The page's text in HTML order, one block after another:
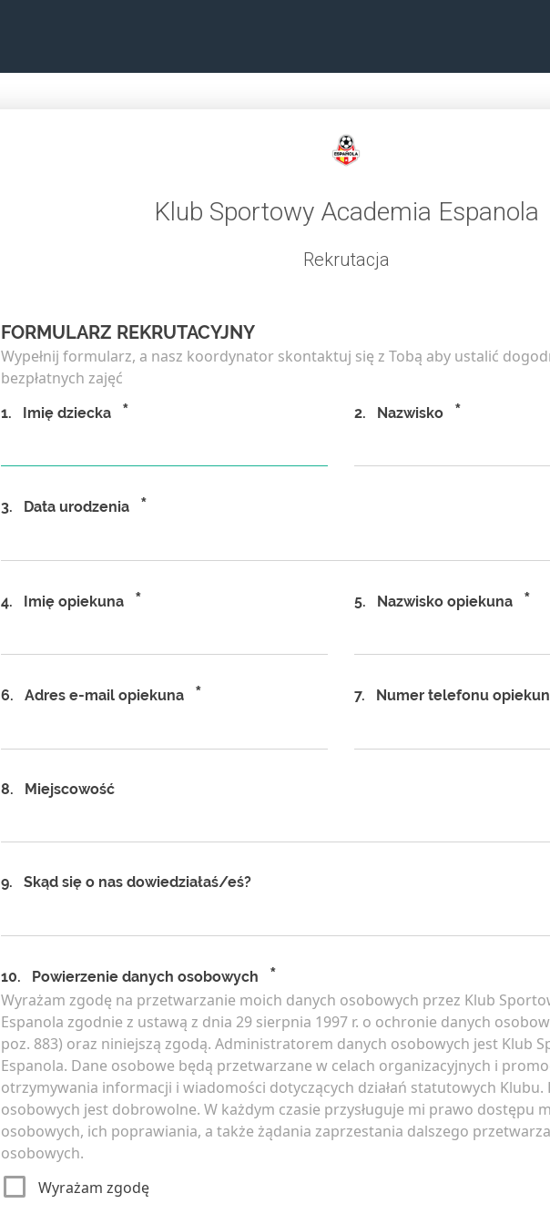
Klub Sportowy Academia Espanola
Rekrutacja
FORMULARZ REKRUTACYJNY
Wypełnij formularz, a nasz koordynator skontaktuj się z Tobą aby ustalić
bezpłatnych zajęć
1. Imię dziecka * 2. Nazwisko *
3. Data urodzenia *
4. Imię opiekuna * 5. Nazwisko opiekuna *
6. Adres e-mail opiekuna * 7. Numer telefonu
8. Miejscowość
9. Skąd się o nas dowiedziałaś/eś?
10. Powierzenie danych osobowych *
Wyrażam zgodę na przetwarzanie moich danych osobowych przez Klub
Espanola zgodnie z ustawą z dnia 29 sierpnia 1997 r. o ochronie danych
poz. 883) oraz niniejszą zgodą. Administratorem danych osobowych jest Klub
Espanola. Dane osobowe będą przetwarzane w celach organizacyjnych i
otrzymywania informacji i wiadomości dotyczących działań statutowych Klubu.
osobowych jest dobrowolne. W każdym czasie przysługuje mi prawo dostępu
osobowych, ich poprawiania, a także żądania zaprzestania dalszego
osobowych.
Wyrażam zgodę